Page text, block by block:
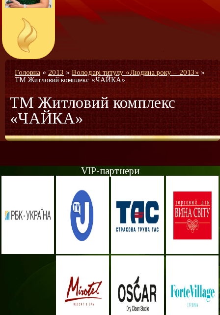
Головна»2013 »Володарі титулу «Людина року – 2013» »
ТМ Житловий комплекс «ЧАЙКА»
ТМ Житловий комплекс
«ЧАЙКА»
VIP-партнери